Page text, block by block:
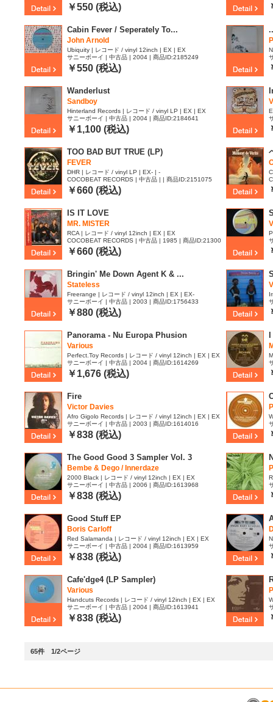
￥550 (税込)
Cabin Fever / Seperately To...
John Arnold
Ubiquity | レコード / vinyl 12inch | EX | EX
サニーボーイ | 中古品 | 2004 | 商品ID:2185249
￥550 (税込)
Wanderlust
Sandboy
Hinterland Records | レコード / vinyl LP | EX | EX
サニーボーイ | 中古品 | 2004 | 商品ID:2184641
￥1,100 (税込)
TOO BAD BUT TRUE (LP)
FEVER
DHR | レコード / vinyl LP | EX- | -
COCOBEAT RECORDS | 中古品 | | 商品ID:2151075
￥660 (税込)
IS IT LOVE
MR. MISTER
RCA | レコード / vinyl 12inch | EX | EX
COCOBEAT RECORDS | 中古品 | 1985 | 商品ID:21300
27
￥660 (税込)
Bringin' Me Down Agent K & ...
Stateless
Freerange | レコード / vinyl 12inch | EX | EX-
サニーボーイ | 中古品 | 2003 | 商品ID:1756433
￥880 (税込)
Panorama - Nu Europa Phusion
Various
Perfect.Toy Records | レコード / vinyl 12inch | EX | EX
サニーボーイ | 中古品 | 2004 | 商品ID:1614269
￥1,676 (税込)
Fire
Victor Davies
Afro Gigolo Records | レコード / vinyl 12inch | EX | EX
サニーボーイ | 中古品 | 2003 | 商品ID:1614016
￥838 (税込)
The Good Good 3 Sampler Vol. 3
Bembe & Dego / Innerdaze
2000 Black | レコード / vinyl 12inch | EX | EX
サニーボーイ | 中古品 | 2006 | 商品ID:1613968
￥838 (税込)
Good Stuff EP
Boris Carloff
Red Salamanda | レコード / vinyl 12inch | EX | EX
サニーボーイ | 中古品 | 2004 | 商品ID:1613959
￥838 (税込)
Cafe'dge4 (LP Sampler)
Various
Handcuts Records | レコード / vinyl 12inch | EX | EX
サニーボーイ | 中古品 | 2004 | 商品ID:1613941
￥838 (税込)
65件 1/2ページ